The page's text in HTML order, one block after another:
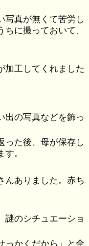
写真が無くて苦労し
に撮っておいて、
加工してくれました
出の写真などを飾っ
った後、母が保存し
。
んありました。赤ち
謎のシチュエーショ
っかくだから」と全